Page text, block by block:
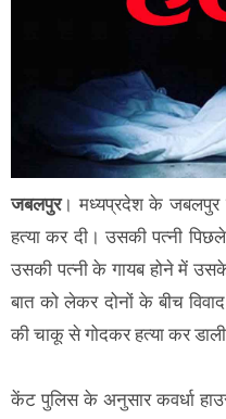
जबलपुर। मध्यप्रदेश के जबलपुर
हत्या कर दी। उसकी पत्नी
उसकी पत्नी के गायब होने में उसके
बात को लेकर दोनों के बीच
की चाकू से गोदकर हत्या कर
केंट पुलिस के अनुसार कवर्धा